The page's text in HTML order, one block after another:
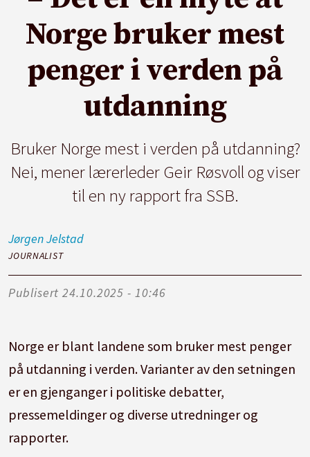
Norge bruker mest
penger i verden på
utdanning
Bruker Norge mest i verden på utdanning?
Nei, mener lærerleder Geir Røsvoll og viser
til en ny rapport fra SSB.
JørgenJelstad
JOURNALIST
Publisert 24.10.2025 - 10:46
Norge er blant landene som bruker mest penger
på utdanning i verden. Varianter av den setningen
er en gjenganger i politiske debatter,
pressemeldinger og diverse utredninger og
rapporter.